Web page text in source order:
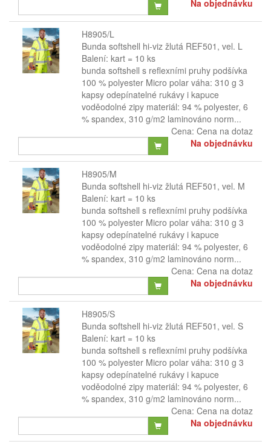
Na objednávku
H8905/L
Bunda softshell hi-viz žlutá REF501, vel. L
Balení: kart = 10 ks
bunda softshell s reflexními pruhy podšívka
100 % polyester Micro polar váha: 310 g 3
kapsy odepínatelné rukávy i kapuce
voděodolné zipy materiál: 94 % polyester, 6
% spandex, 310 g/m2 laminováno norm...
Cena: Cena na dotaz
Na objednávku
H8905/M
Bunda softshell hi-viz žlutá REF501, vel. M
Balení: kart = 10 ks
bunda softshell s reflexními pruhy podšívka
100 % polyester Micro polar váha: 310 g 3
kapsy odepínatelné rukávy i kapuce
voděodolné zipy materiál: 94 % polyester, 6
% spandex, 310 g/m2 laminováno norm...
Cena: Cena na dotaz
Na objednávku
H8905/S
Bunda softshell hi-viz žlutá REF501, vel. S
Balení: kart = 10 ks
bunda softshell s reflexními pruhy podšívka
100 % polyester Micro polar váha: 310 g 3
kapsy odepínatelné rukávy i kapuce
voděodolné zipy materiál: 94 % polyester, 6
% spandex, 310 g/m2 laminováno norm...
Cena: Cena na dotaz
Na objednávku